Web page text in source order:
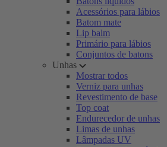
Acessórios para lábios
Batom mate
Lip balm
Primário para lábios
Conjuntos de batons
Unhas
Mostrar todos
Verniz para unhas
Revestimento de base
Top coat
Endurecedor de unhas
Limas de unhas
Lâmpadas UV